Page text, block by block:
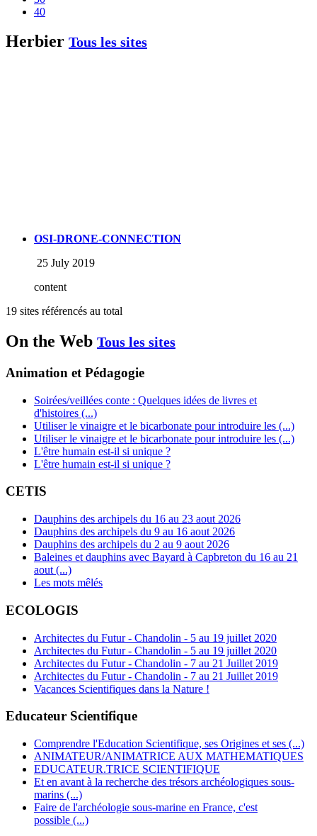
40
Herbier Tous les sites
OSI-DRONE-CONNECTION
25 July 2019
content
19 sites référencés au total
On the Web Tous les sites
Animation et Pédagogie
Soirées/veillées conte : Quelques idées de livres et
d'histoires (...)
Utiliser le vinaigre et le bicarbonate pour introduire les (...)
Utiliser le vinaigre et le bicarbonate pour introduire les (...)
L'être humain est-il si unique ?
L'être humain est-il si unique ?
CETIS
Dauphins des archipels du 16 au 23 aout 2026
Dauphins des archipels du 9 au 16 aout 2026
Dauphins des archipels du 2 au 9 aout 2026
Baleines et dauphins avec Bayard à Capbreton du 16 au 21
aout (...)
Les mots mêlés
ECOLOGIS
Architectes du Futur - Chandolin - 5 au 19 juillet 2020
Architectes du Futur - Chandolin - 5 au 19 juillet 2020
Architectes du Futur - Chandolin - 7 au 21 Juillet 2019
Architectes du Futur - Chandolin - 7 au 21 Juillet 2019
Vacances Scientifiques dans la Nature !
Educateur Scientifique
Comprendre l'Education Scientifique, ses Origines et ses (...)
ANIMATEUR/ANIMATRICE AUX MATHEMATIQUES
EDUCATEUR.TRICE SCIENTIFIQUE
Et en avant à la recherche des trésors archéologiques sous-
marins (...)
Faire de l'archéologie sous-marine en France, c'est
possible (...)